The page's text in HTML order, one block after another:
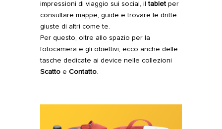
impressioni di viaggio sui social, iltabletper
consultare mappe, guide e trovare le dritte
giuste di altri come te.
Per questo, oltre allo spazio per la
fotocamera e gli obiettivi, ecco anche delle
tasche dedicate ai device nelle collezioni
Scattoe Contatto.